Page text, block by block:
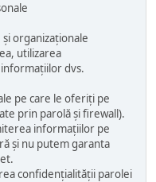
organizaționale
utilizarea
dvs.
pe care le oferiți pe
prin parolă și firewall).
informațiilor pe
și nu putem garanta
confidențialității parolei